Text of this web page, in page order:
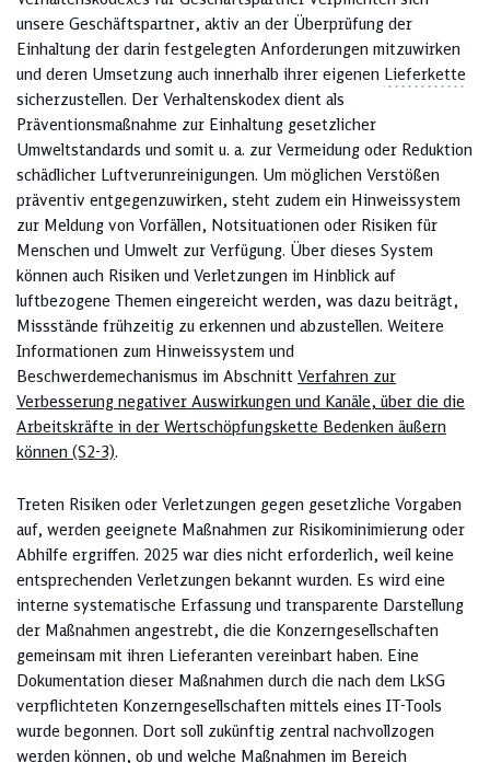
unsere Geschäftspartner, aktiv an der Überprüfung der
Einhaltung der darin festgelegten Anforderungen mitzuwirken
und deren Umsetzung auch innerhalb ihrer eigenen Lieferkette
sicherzustellen. Der Verhaltenskodex dient als
Präventionsmaßnahme zur Einhaltung gesetzlicher
Umweltstandards und somit u. a. zur Vermeidung oder Reduktion
schädlicher Luftverunreinigungen. Um möglichen Verstößen
präventiv entgegenzuwirken, steht zudem ein Hinweissystem
zur Meldung von Vorfällen, Notsituationen oder Risiken für
Menschen und Umwelt zur Verfügung. Über dieses System
können auch Risiken und Verletzungen im Hinblick auf
luftbezogene Themen eingereicht werden, was dazu beiträgt,
Missstände frühzeitig zu erkennen und abzustellen. Weitere
Informationen zum Hinweissystem und
Beschwerdemechanismus im Abschnitt Verfahren zur
Verbesserung negativer Auswirkungen und Kanäle, über die die
Arbeitskräfte in der Wertschöpfungskette Bedenken äußern
können (S2-3).
Treten Risiken oder Verletzungen gegen gesetzliche Vorgaben
auf, werden geeignete Maßnahmen zur Risikominimierung oder
Abhilfe ergriffen. 2025 war dies nicht erforderlich, weil keine
entsprechenden Verletzungen bekannt wurden. Es wird eine
interne systematische Erfassung und transparente Darstellung
der Maßnahmen angestrebt, die die Konzerngesellschaften
gemeinsam mit ihren Lieferanten vereinbart haben. Eine
Dokumentation dieser Maßnahmen durch die nach dem LkSG
verpflichteten Konzerngesellschaften mittels eines IT-Tools
wurde begonnen. Dort soll zukünftig zentral nachvollzogen
werden können, ob und welche Maßnahmen im Bereich